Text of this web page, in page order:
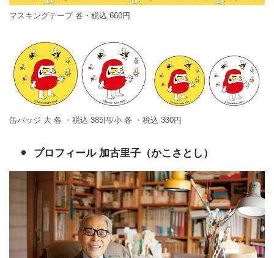
マスキングテープ 各・税込 660円
缶バッジ 大 各 ・税込 385円/小 各 ・税込 330円
プロフィール 加古里子（かこさとし）